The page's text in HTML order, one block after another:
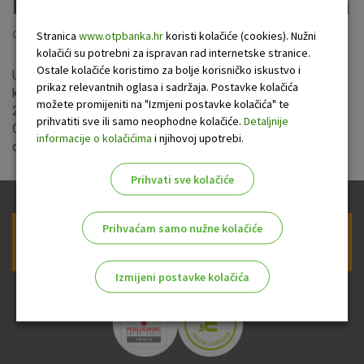
Objavljeno: 7.7.2023
Uprava banke usvojila je izmjene i dopune Općih uvjeta u
kreditiranju fizičkih osoba s datumom primjene od
28.07.2023. godine. Sažetak izmjena i dopuna navedenih
Općih uvjeta dostupan jeovdje, a izmijenjeni Opći uvjeti
dostupni suovdje.
Prijava na newsletter OTP banke
Stranica www.otpbanka.hrkoristi kolačiće (cookies). Nužni
kolačići su potrebni za ispravan rad internetske stranice.
Ostale kolačiće koristimo za bolje korisničko iskustvo i
prikaz relevantnih oglasa i sadržaja. Postavke kolačića
možete promijeniti na "Izmjeni postavke kolačića" te
prihvatiti sve ili samo neophodne kolačiće. Detaljnije
informacije o kolačićima i njihovoj upotrebi.
Prihvati sve kolačiće
Prihvaćam samo nužne kolačiće
Izmijeni postavke kolačića